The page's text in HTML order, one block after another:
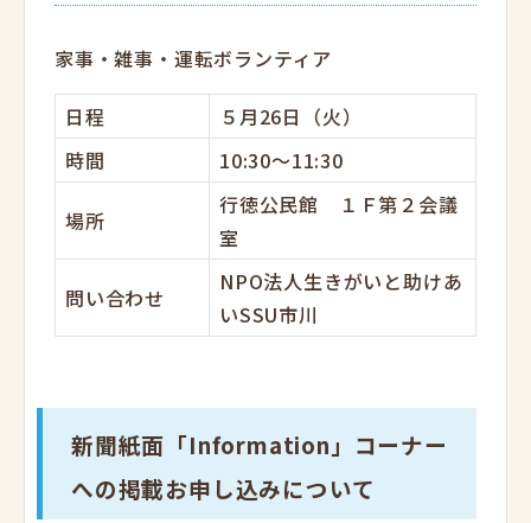
家事・雑事・運転ボランティア
日程
５月26日（火）
時間
10:30～11:30
場所
行徳公民館 １Ｆ第２会議
室
問い合わせ
NPO法人生きがいと助けあ
いSSU市川
新聞紙面「Information」コーナー
への掲載お申し込みについて